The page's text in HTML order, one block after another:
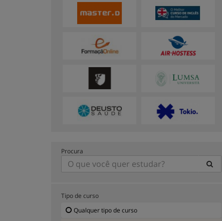
Procura
Tipo de curso
Qualquer tipo de curso